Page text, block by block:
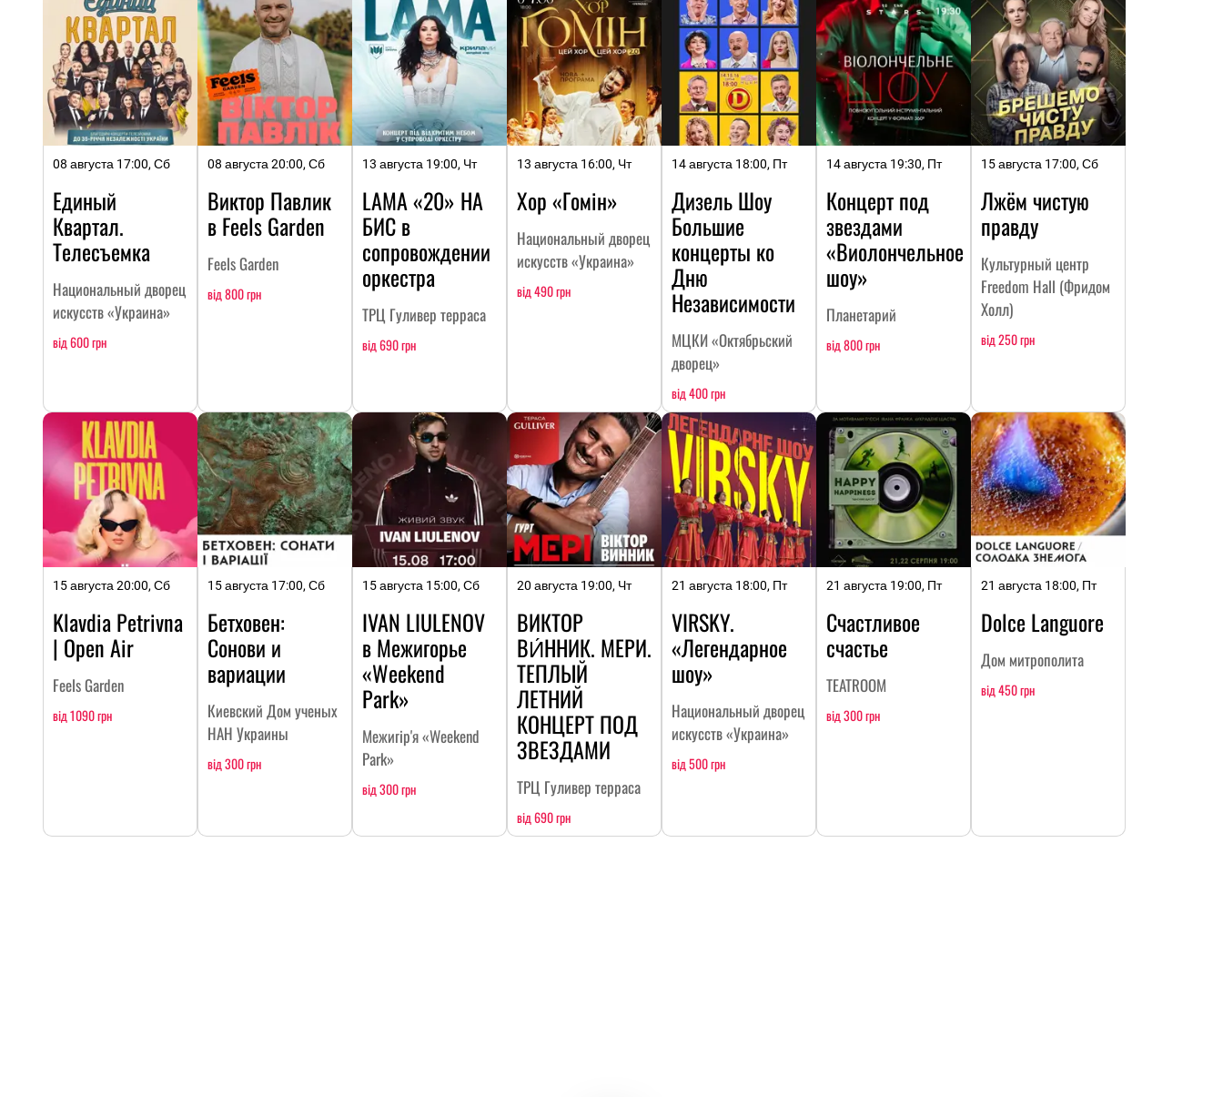
08 августа 17:00, Сб
Единый
Квартал.
Телесъемка
Национальный дворец
искусств «Украина»
від 600 грн
08 августа 20:00, Сб
Виктор Павлик
в Feels Garden
Feels Garden
від 800 грн
13 августа 19:00, Чт
LAMA «20» НА
БИC в
сопровождении
оркестра
ТРЦ Гуливер терраса
від 690 грн
13 августа 16:00, Чт
Хор «Гомін»
Национальный дворец
искусств «Украина»
від 490 грн
14 августа 18:00, Пт
Дизель Шоу
Большие
концерты ко
Дню
Независимости
МЦКИ «Октябрьский
дворец»
від 400 грн
14 августа 19:30, Пт
Концерт под
звездами
«Виолончельное
шоу»
Планетарий
від 800 грн
15 августа 17:00, Сб
Лжём чистую
правду
Культурный центр
Freedom Hall (Фридом
Холл)
від 250 грн
15 августа 20:00, Сб
Klavdia Petrivna
| Open Air
Feels Garden
від 1090 грн
15 августа 17:00, Сб
Бетховен:
Сонови и
вариации
Киевский Дом ученых
НАН Украины
від 300 грн
15 августа 15:00, Сб
IVAN LIULENOV
в Межигорье
«Weekend
Park»
Межигір'я «Weekend
Park»
від 300 грн
20 августа 19:00, Чт
ВИКТОР
ВИ́ННИК. МЕРИ.
ТЕПЛЫЙ
ЛЕТНИЙ
КОНЦЕРТ ПОД
ЗВЕЗДАМИ
ТРЦ Гуливер терраса
від 690 грн
21 августа 18:00, Пт
VIRSKY.
«Легендарное
шоу»
Национальный дворец
искусств «Украина»
від 500 грн
21 августа 19:00, Пт
Счастливое
счастье
TEATROOM
від 300 грн
21 августа 18:00, Пт
Dolce Languore
Дом митрополита
від 450 грн